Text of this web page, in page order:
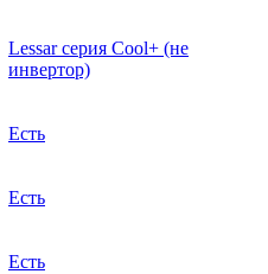
Lessar серия Cool+ (не
инвертор)
Есть
Есть
Есть